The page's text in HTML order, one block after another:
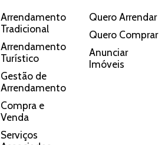
Arrendamento
Tradicional
Arrendamento
Turístico
Gestão de
Arrendamento
Compra e
Venda
Serviços
Quero Arrendar
Quero Comprar
Anunciar
Imóveis